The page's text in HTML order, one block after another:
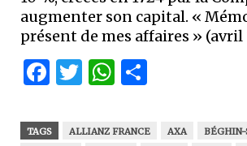
augmenter son capital. «
présent de mes affaires » (avril
Facebook
Twitter
WhatsApp
TAGS ALLIANZ FRANCE AXA BÉGHIN-